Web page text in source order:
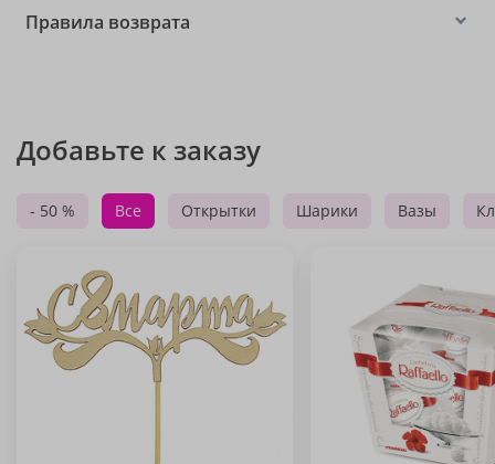
Правила возврата
Добавьте к заказу
- 50 % Все Открытки Шарики Вазы